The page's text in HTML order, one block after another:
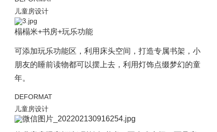
儿童房设计
榻榻米+书房+玩乐功能
可添加玩乐功能区，利用床头空间，打造专属书架，小
朋友的睡前读物都可以摆上去，利用灯饰点缀梦幻的童
年。
DEFORMAT
儿童房设计